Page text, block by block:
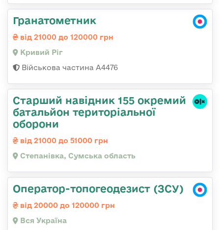
Гранатометник
від 21000 до 120000 грн
Кривий Ріг
Військова частина А4476
Старший навідник 155 окремий
батальйон територіальної
оборони
від 21000 до 51000 грн
Степанівка, Сумська область
Оператор-топогеодезист (ЗСУ)
від 20000 до 120000 грн
Вся Україна